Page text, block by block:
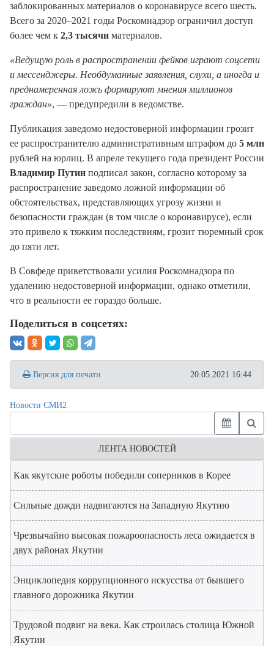
заблокированных материалов о коронавирусе всего шесть.
Всего за 2020–2021 годы Роскомнадзор ограничил доступ
более чем к 2,3 тысячи материалов.
«Ведущую роль в распространении фейков играют соцсети
и мессенджеры. Необдуманные заявления, слухи, а иногда и
преднамеренная ложь формируют мнения миллионов
граждан», — предупредили в ведомстве.
Публикация заведомо недостоверной информации грозит
ее распространителю административным штрафом до 5 млн
рублей на юрлиц. В апреле текущего года президент России
Владимир Путин подписал закон, согласно которому за
распространение заведомо ложной информации об
обстоятельствах, представляющих угрозу жизни и
безопасности граждан (в том числе о коронавирусе), если
это привело к тяжким последствиям, грозит тюремный срок
до пяти лет.
В Совфеде приветствовали усилия Роскомнадзора по
удалению недостоверной информации, однако отметили,
что в реальности ее гораздо больше.
Поделиться в соцсетях:
Версия для печати 20.05.2021 16:44
Новости СМИ2
ЛЕНТА НОВОСТЕЙ
Как якутские роботы победили соперников в Корее
Сильные дожди надвигаются на Западную Якутию
Чрезвычайно высокая пожароопасность леса ожидается в
двух районах Якутии
Энциклопедия коррупционного искусства от бывшего
главного дорожника Якутии
Трудовой подвиг на века. Как строилась столица Южной
Якутии